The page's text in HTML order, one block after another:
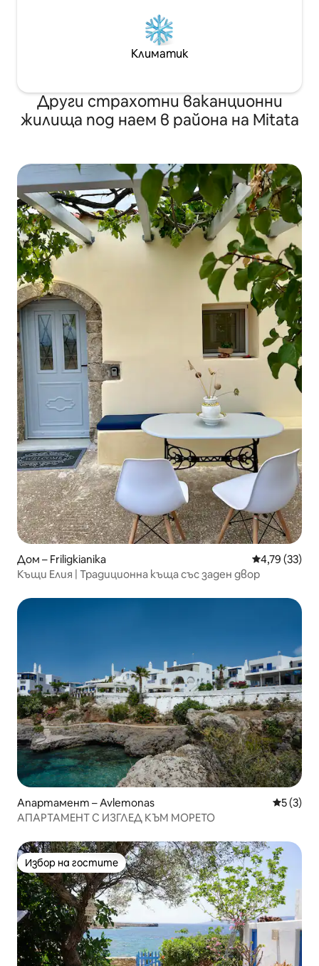
Климатик
Други страхотни ваканционни
жилища под наем в района на Mitata
Дом – Friligkianika Средна
4,79 (33)
Къщи Елия | Традиционна къща със заден двор
Апартамент – Avlemonas Средна
5 (3)
АПАРТАМЕНТ С ИЗГЛЕД КЪМ МОРЕТО
Избор на гостите
Избор на гостите